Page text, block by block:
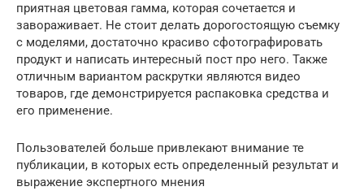
приятная цветовая гамма, которая сочетается и
завораживает. Не стоит делать дорогостоящую съемку
с моделями, достаточно красиво сфотографировать
продукт и написать интересный пост про него. Также
отличным вариантом раскрутки являются видео
товаров, где демонстрируется распаковка средства и
его применение.
Пользователей больше привлекают внимание те
публикации, в которых есть определенный результат и
выражение экспертного мнения